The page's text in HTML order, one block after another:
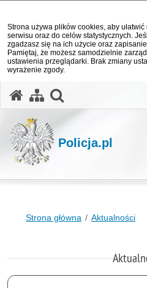
Strona używa plików cookies, aby
serwisu oraz do celów statystycznych.
zgadzasz się na ich użycie oraz
Pamiętaj, że możesz samodzielnie
ustawienia przeglądarki. Brak zmiany
wyrażenie zgody.
Policja.pl
Strona główna Aktualności